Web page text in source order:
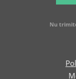
Nu